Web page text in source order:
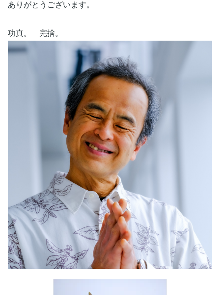
ありがとうございます。
功真。 完捨。